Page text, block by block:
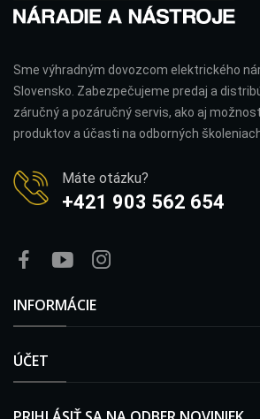
Sme výhradným dovozcom elektrického
Slovensko. Zabezpečujeme predaj a
záručný a pozáručný servis, ako aj
produktov a účasti na odborných
Máte otázku?
+421 903 562 654
INFORMÁCIE
ÚČET